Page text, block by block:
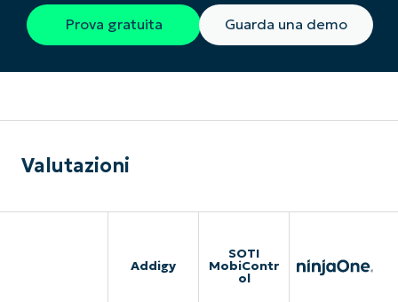
Prova gratuita Guarda una demo
Valutazioni
Addigy
SOTI
MobiContr
ol